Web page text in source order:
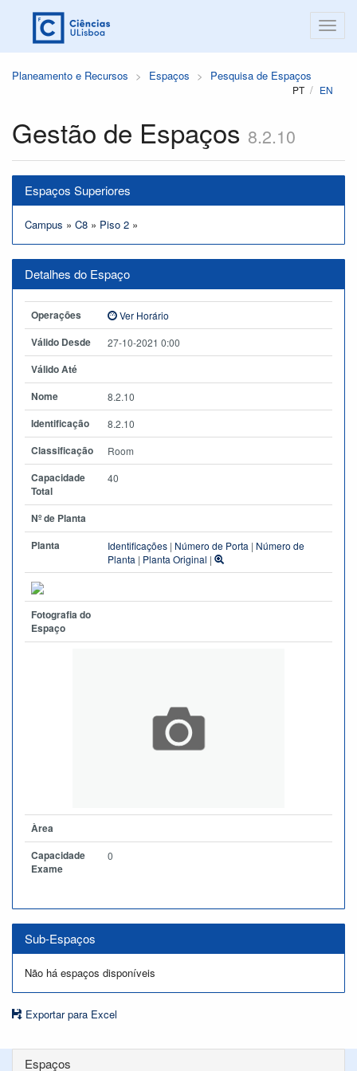
Planeamento e Recursos Espaços Pesquisa de Espaços
PT EN
Gestão de Espaços 8.2.10
Espaços Superiores
Campus » C8 » Piso 2 »
Detalhes do Espaço
Operações Ver Horário
Válido Desde 27-10-2021 0:00
Válido Até
Nome
8.2.10
Identificação 8.2.10
Classificação Room
Capacidade
Total
40
Nº de Planta
Planta
Identificações | Número de Porta | Número de
Planta | Planta Original |
Fotografia do
Espaço
Àrea
Capacidade
Exame
0
Sub-Espaços
Não há espaços disponíveis
Exportar para Excel
Espaços